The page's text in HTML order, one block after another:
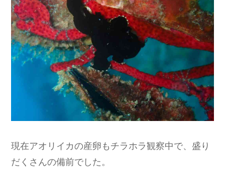
現在アオリイカの産卵もチラホラ観察中で、盛り
だくさんの備前でした。